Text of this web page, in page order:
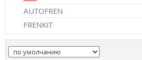
AUTOFREN
FRENKIT